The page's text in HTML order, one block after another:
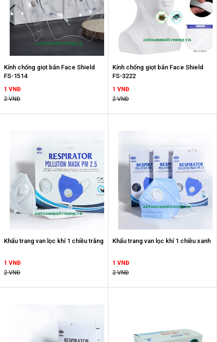
Kính chống giọt bắn Face Shield
FS-1514
1 VNĐ
2 VNĐ
Kính chống giọt bắn Face Shield
FS-3222
1 VNĐ
2 VNĐ
Khẩu trang van lọc khí 1 chiều trắng
1 VNĐ
2 VNĐ
Khẩu trang van lọc khí 1 chiều xanh
1 VNĐ
2 VNĐ